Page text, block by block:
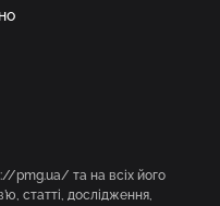
pmg.ua/ та на всіх його
статті, дослідження,